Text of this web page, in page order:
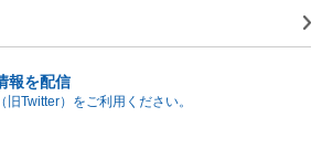
報を配信
Twitter）をご利用ください。